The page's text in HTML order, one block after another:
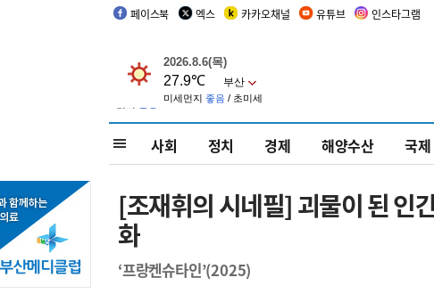
페이스북 엑스 카카오채널 유튜브 인스타그램
사회 정치 경제 해양수산 국제
[조재휘의 시네필] 괴물이 된 인
화
‘프랑켄슈타인’(2025)